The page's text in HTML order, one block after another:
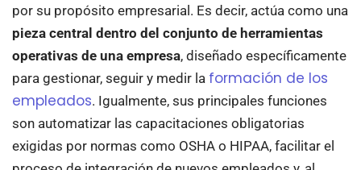
por su propósito empresarial. Es decir, actúa como una
pieza central dentro del conjunto de herramientas
operativas de una empresa, diseñado específicamente
para gestionar, seguir y medir la formación de los
empleados. Igualmente, sus principales funciones
son automatizar las capacitaciones obligatorias
exigidas por normas como OSHA o HIPAA, facilitar el